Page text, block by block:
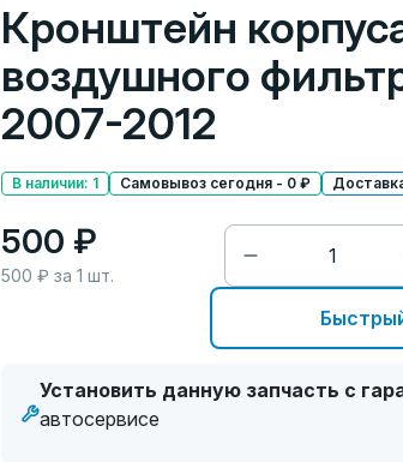
Кронштейн
воздушного
2007-2012
В наличии: 1 Самовывоз сегодня - 0 ₽
500 ₽
500 ₽ за 1 шт.
Установить данную запчасть с
автосервисе